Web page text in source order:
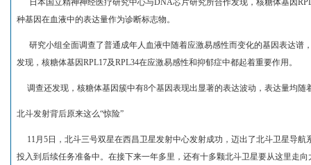
日本国立精神神经医疗研究中心与DNA芯片研究所合作发现，核糖体基因
种基因在血液中的表达量作为诊断标志物。
研究小组全面调查了普通成年人血液中随着应激易感性而变化的基因表达谱
发现，核糖体基因RPL17及RPL34在应激易感性和抑郁症中都起着重要作用。
调查还发现，核糖体基因簇中有8个基因表现出显著的表达波动，表达量均随
北斗发射背后原来这么“惊险”
11月5日，北斗三号双星在西昌卫星发射中心发射成功，迈出了北斗卫星导航
投入到后续任务准备中。在接下来一年多里，还有十多颗北斗卫星要从这里走向